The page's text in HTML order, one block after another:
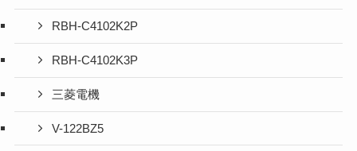
RBH-C4102K2P
RBH-C4102K3P
三菱電機
V-122BZ5